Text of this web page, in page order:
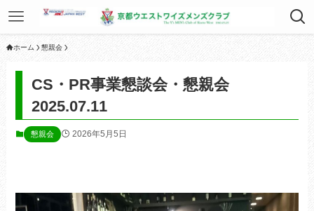
ホーム 懇親会
CS・PR事業懇談会・懇親会
2025.07.11
懇親会 2026年5月5日